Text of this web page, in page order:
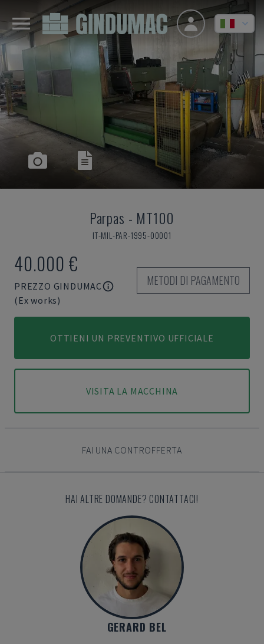
Parpas - MT100
IT-MIL-PAR-1995-00001
40.000 €
PREZZO GINDUMAC
(Ex works)
METODI DI PAGAMENTO
OTTIENI UN PREVENTIVO UFFICIALE
VISITA LA MACCHINA
FAI UNA CONTROFFERTA
HAI ALTRE DOMANDE? CONTATTACI!
GERARD BEL